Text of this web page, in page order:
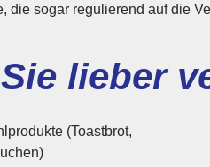
die sogar regulierend auf die
lieber
(Toast­brot,